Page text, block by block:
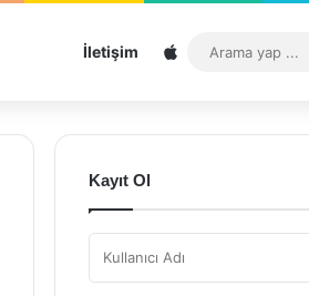
İletişim Sitemap
Kayıt Ol